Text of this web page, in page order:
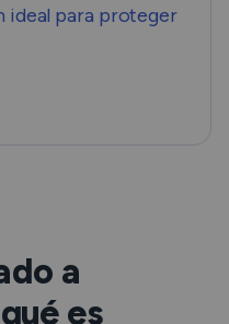
ideal para proteger
a
es